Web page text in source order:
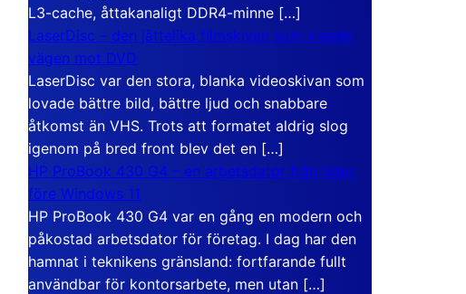
L3-cache, åttakanaligt DDR4-minne […]
LaserDisc – den jättelika filmskivan som visade
vägen mot DVD
LaserDisc var den stora, blanka videoskivan som
lovade bättre bild, bättre ljud och snabbare
åtkomst än VHS. Trots att formatet aldrig slog
igenom på bred front blev det en […]
HP ProBook 430 G4 – en arbetsdator från tiden
före Windows 11
HP ProBook 430 G4 var en gång en modern och
påkostad arbetsdator för företag. I dag har den
hamnat i teknikens gränsland: fortfarande fullt
användbar för kontorsarbete, men utan […]